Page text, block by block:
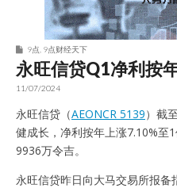
9点 9点财经天下
永旺信贷Q1净利按
11/07/2024
永旺信贷（AEONCR 5139）截
健成长，净利按年上涨7.10%至
9936万令吉。
永旺信贷昨日向大马交易所报